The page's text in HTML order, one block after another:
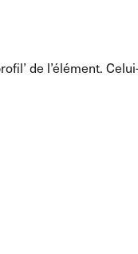
de l’élément.